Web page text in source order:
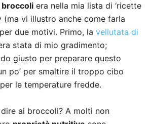
broccoli era nella mia lista di ‘ricette
(ma vi illustro anche come farla
due motivi. Primo, la vellutata di
stata di mio gradimento;
giusto per preparare questo
po’ per smaltire il troppo cibo
le temperature fredde.
ai broccoli? A molti non